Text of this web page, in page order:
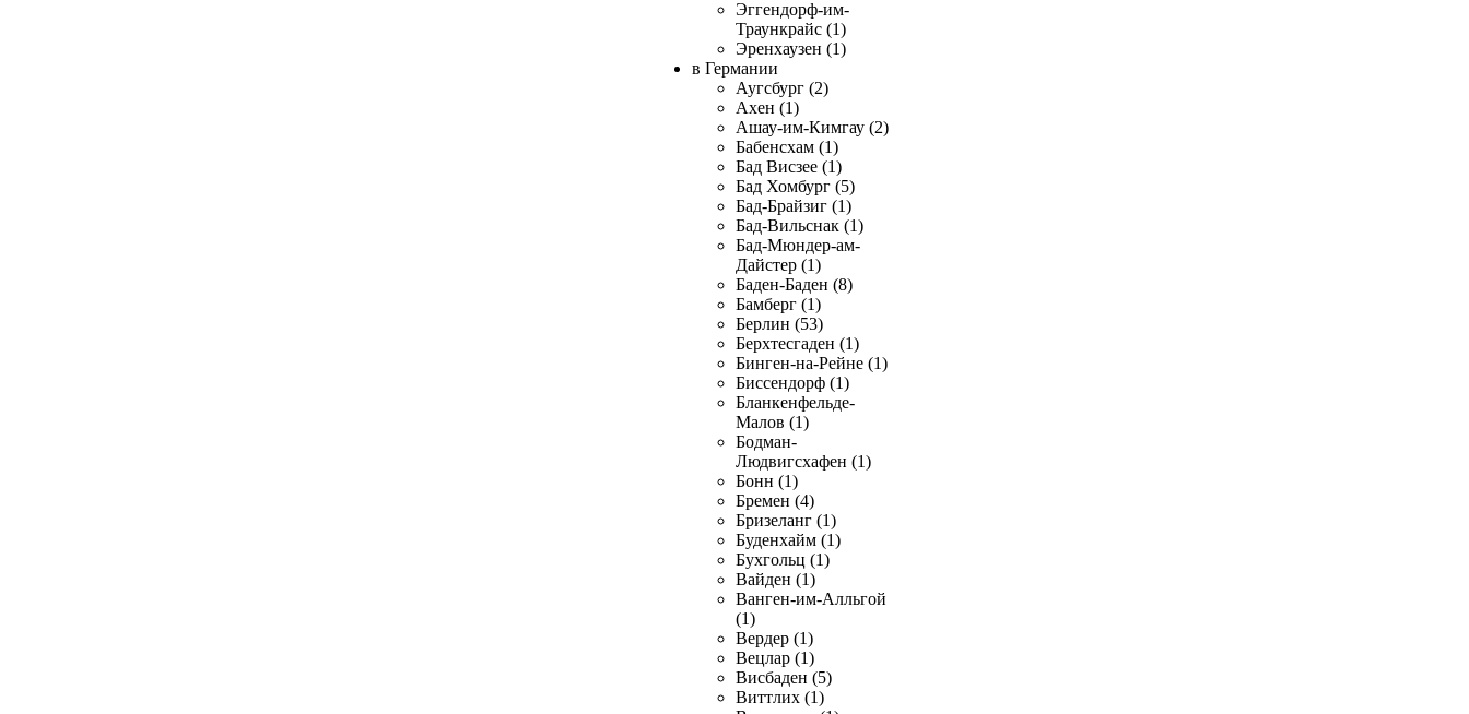
Эггендорф-им-
Траункрайс (1)
Эренхаузен (1)
в Германии
Аугсбург (2)
Ахен (1)
Ашау-им-Кимгау (2)
Бабенсхам (1)
Бад Висзее (1)
Бад Хомбург (5)
Бад-Брайзиг (1)
Бад-Вильснак (1)
Бад-Мюндер-ам-
Дайстер (1)
Баден-Баден (8)
Бамберг (1)
Берлин (53)
Берхтесгаден (1)
Бинген-на-Рейне (1)
Биссендорф (1)
Бланкенфельде-
Малов (1)
Бодман-
Людвигсхафен (1)
Бонн (1)
Бремен (4)
Бризеланг (1)
Буденхайм (1)
Бухгольц (1)
Вайден (1)
Ванген-им-Алльгой
(1)
Вердер (1)
Вецлар (1)
Висбаден (5)
Виттлих (1)